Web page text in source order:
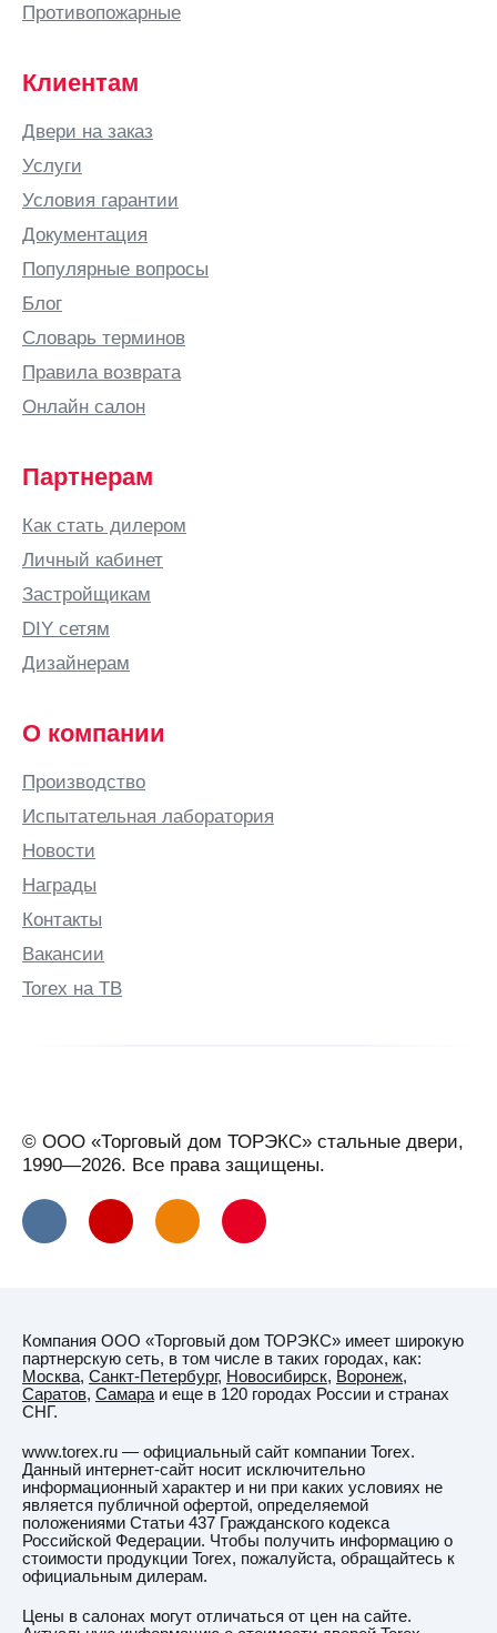
Великий
Вельск
Верхняя
Салда
Видное
Вильнюс
Витебск
Вичуга
Владивосток
Владикавказ
Владимирская
ВНИИССОК
Водный
Волгоград
Волгодонск
Волжский
Вологда
Волоколамск
Вольск
Воронеж
Воронежская
Выселки
Г
Гатчина
Глазов
Горно-
Алтайск
Горячий
Ключ
(Краснодарский
край)
Гродно
Грозный
Губаха
Противопожарные
Клиентам
Двери на заказ
Услуги
Условия гарантии
Документация
Популярные вопросы
Блог
Словарь терминов
Правила возврата
Онлайн салон
Партнерам
Как стать дилером
Личный кабинет
Застройщикам
DIY сетям
Дизайнерам
О компании
Производство
Испытательная лаборатория
Новости
Награды
Контакты
Вакансии
Torex на ТВ
© ООО «Торговый дом ТОРЭКС» стальные двери,
1990—2026. Все права защищены.
Компания ООО «Торговый дом ТОРЭКС» имеет широкую
партнерскую сеть, в том числе в таких городах, как:
Москва, Санкт-Петербург, Новосибирск, Воронеж,
Саратов, Самара и еще в 120 городах России и странах
СНГ.
www.torex.ru — официальный сайт компании Torex.
Данный интернет-сайт носит исключительно
информационный характер и ни при каких условиях не
является публичной офертой, определяемой
положениями Статьи 437 Гражданского кодекса
Российской Федерации. Чтобы получить информацию о
стоимости продукции Torex, пожалуйста, обращайтесь к
официальным дилерам.
Цены в салонах могут отличаться от цен на сайте.